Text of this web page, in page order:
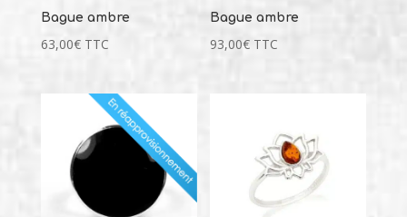
Bague ambre
63,00€ TTC
Bague ambre
93,00€ TTC